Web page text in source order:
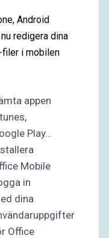
Android
redigera dina
filer i mobilen
appen
Play…
Mobile
in
dina
Office